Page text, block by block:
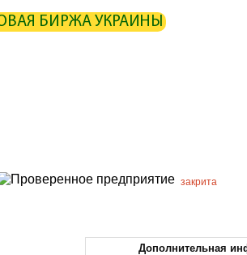
БИРЖА УКРАИНЫ
закрита
Дополнительная